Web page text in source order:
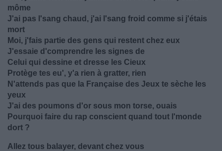
môme
J'ai pas l'sang chaud, j'ai l'sang froid comme si j'étais
mort
Moi, j'fais partie des gens qui restent chez eux
J'essaie d'comprendre les signes de
Celui qui dessine et dresse les Cieux
Protège tes eu', y'a rien à gratter, rien
N'attends pas que la Française des Jeux te sèche les
yeux
J'ai des poumons d'or sous mon torse, ouais
Pourquoi faire du rap conscient quand tout l'monde
dort ?
Allez tous balayer, devant chez vous